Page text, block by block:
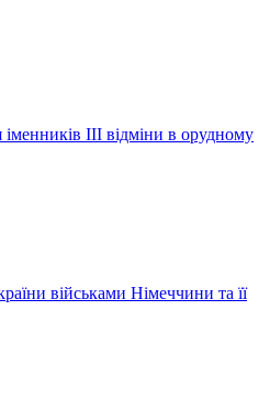
ІІІ відміни в орудному
військами Німеччини та її